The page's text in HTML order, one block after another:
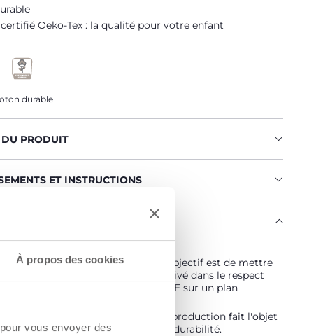
À propos des cookies
vous envoyer des
Oeko-Tex : la qualité pour votre enfant
durable
PRODUIT
ET INSTRUCTIONS
selon un programme dont l'objectif est de mettre
des fils certifiés de coton cultivé dans le respect
qui en font un coton DURABLE sur un plan
chaîne d'approvisionnement et de production fait l'objet
et des mêmes mesures de durabilité.